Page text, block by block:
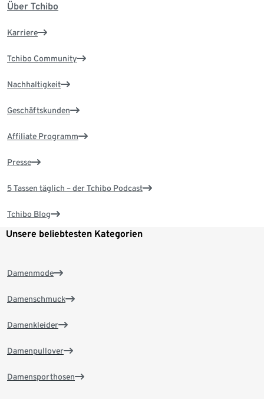
Über Tchibo
Karriere
Tchibo Community
Nachhaltigkeit
Geschäftskunden
Affiliate Programm
Presse
5 Tassen täglich – der Tchibo Podcast
Tchibo Blog
Unsere beliebtesten Kategorien
Damenmode
Damenschmuck
Damenkleider
Damenpullover
Damensporthosen